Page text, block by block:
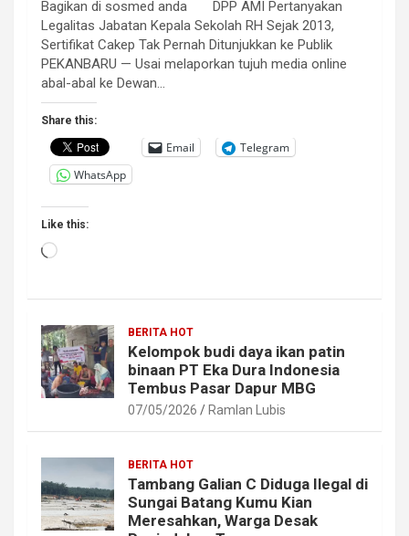
Bagikan di sosmed anda DPP AMI Pertanyakan
Legalitas Jabatan Kepala Sekolah RH Sejak 2013,
Sertifikat Cakep Tak Pernah Ditunjukkan ke Publik
PEKANBARU — Usai melaporkan tujuh media online
abal-abal ke Dewan…
Share this:
Email
Telegram
WhatsApp
Like this:
Loading…
BERITA HOT
Kelompok budi daya ikan patin
binaan PT Eka Dura Indonesia
Tembus Pasar Dapur MBG
07/05/2026 Ramlan Lubis
BERITA HOT
Tambang Galian C Diduga Ilegal di
Sungai Batang Kumu Kian
Meresahkan, Warga Desak